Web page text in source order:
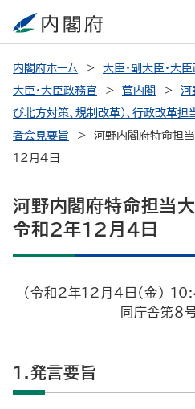
内閣府ホーム 大臣・副大臣・大
大臣・大臣政務官
菅内閣
河
び北方対策、規制改革）、行政改革
者会見要旨
河野内閣府特命担
12月4日
河野内閣府特命担当
令和2年12月4日
（令和2年12月4日（金）
同庁舎第８
1.発言要旨